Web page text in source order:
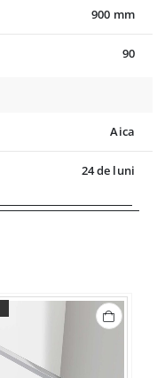
900 mm
90
Aica
24 de luni